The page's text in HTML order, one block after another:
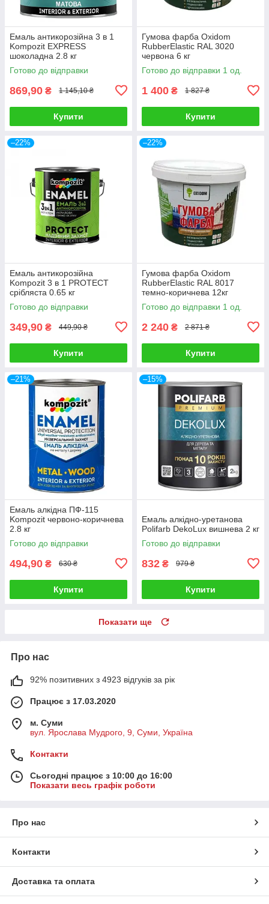
Емаль антикорозійна 3 в 1
Kompozit EXPRESS
шоколадна 2.8 кг
Готово до відправки
869,90 ₴ 1 145,10 ₴
Купити
Гумова фарба Oxidom
RubberElastic RAL 3020
червона 6 кг
Готово до відправки 1 од.
1 400 ₴ 1 827 ₴
Купити
–22%
Емаль антикорозійна
Kompozit 3 в 1 PROTECT
срібляста 0.65 кг
Готово до відправки
349,90 ₴ 449,90 ₴
Купити
–22%
Гумова фарба Oxidom
RubberElastic RAL 8017
темно-коричнева 12кг
Готово до відправки 1 од.
2 240 ₴ 2 871 ₴
Купити
–21%
Емаль алкідна ПФ-115
Kompozit червоно-коричнева
2.8 кг
Готово до відправки
494,90 ₴ 630 ₴
Купити
–15%
Емаль алкідно-уретанова
Polifarb DekoLux вишнева 2 кг
Готово до відправки
832 ₴ 979 ₴
Купити
Показати ще
Про нас
92% позитивних з 4923 відгуків за рік
Працює з 17.03.2020
м. Суми
вул. Ярослава Мудрого, 9, Суми, Україна
Контакти
Сьогодні працює з 10:00 до 16:00
Показати весь графік роботи
Про нас
Контакти
Доставка та оплата